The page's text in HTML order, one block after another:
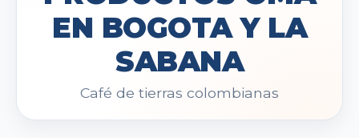
EN BOGOTA Y LA
SABANA
Café de tierras colombianas